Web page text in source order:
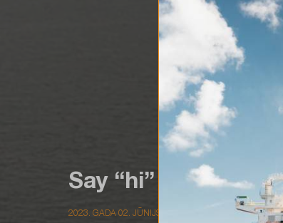
Say “hi” to one of
2023. GADA 02. JŪNIJS